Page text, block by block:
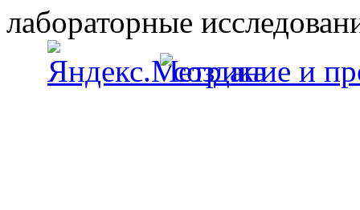
лабораторные